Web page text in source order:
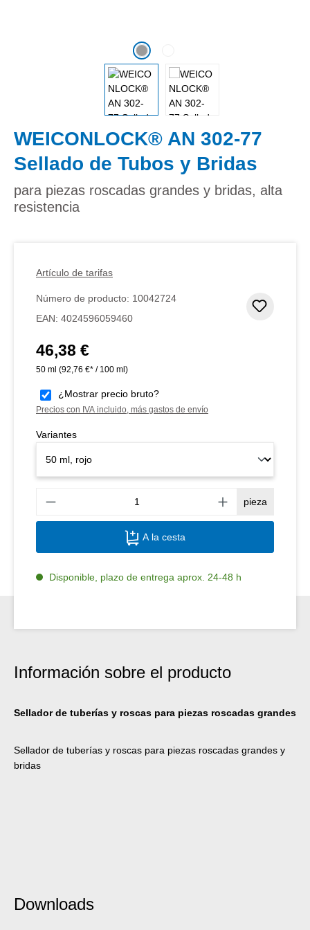
WEICONLOCK® AN 302-77
Sellado de Tubos y Bridas
para piezas roscadas grandes y bridas, alta
resistencia
Artículo de tarifas
Número de producto: 10042724
EAN: 4024596059460
Precio normal:
46,38 €
50 ml (92,76 €* / 100 ml)
¿Mostrar precio bruto?
Precios con IVA incluido, más gastos de envío
Variantes
pieza
A la cesta
Disponible, plazo de entrega aprox. 24-48 h
Información sobre el producto
Sellador de tuberías y roscas para piezas roscadas grandes
Sellador de tuberías y roscas para piezas roscadas grandes y
bridas
Downloads